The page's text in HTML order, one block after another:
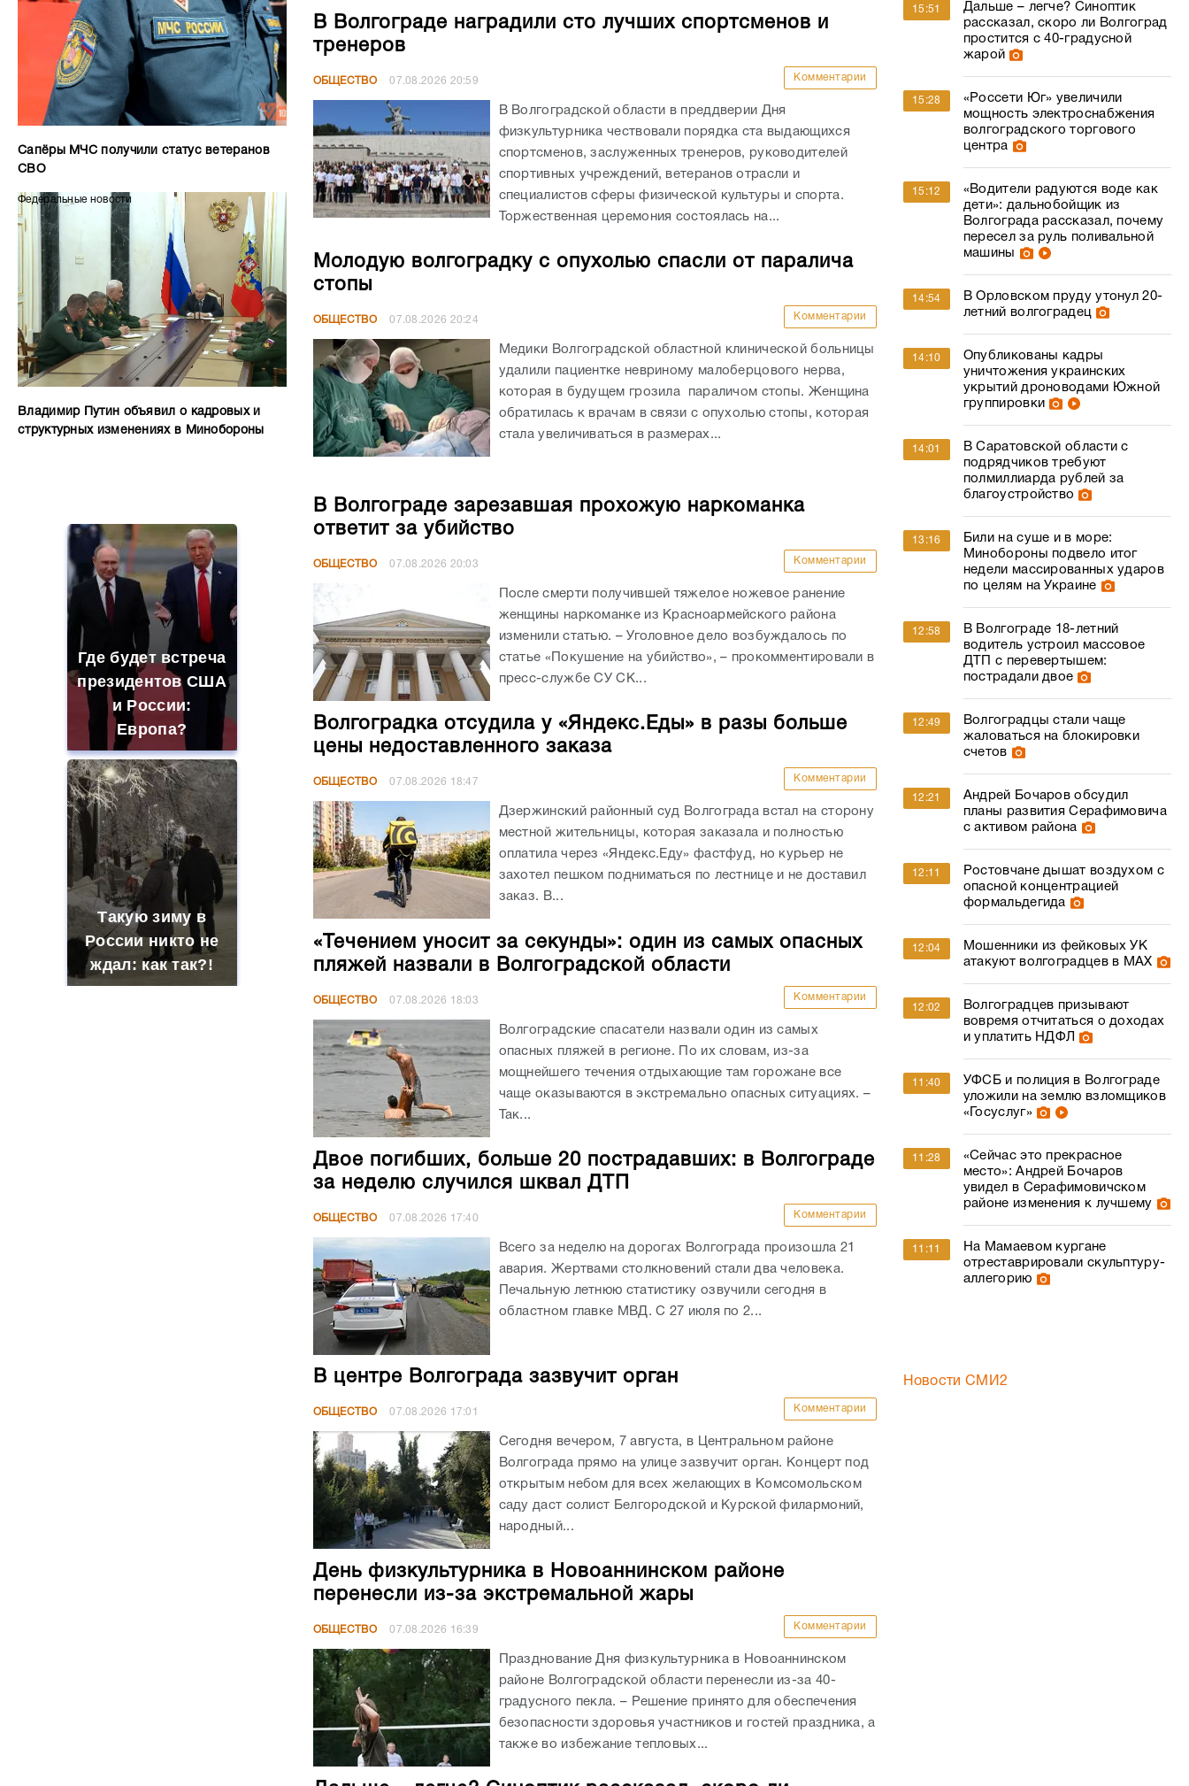
Сапёры МЧС получили статус ветеранов
СВО
Федеральные новости
Владимир Путин объявил о кадровых и
структурных изменениях в Минобороны
Где будет встреча
президентов США
и России:
Европа?
Такую зиму в
России никто не
ждал: как так?!
В Волгограде наградили сто лучших спортсменов и
тренеров
ОБЩЕСТВО 07.08.2026 20:59 Комментарии
В Волгоградской области в преддверии Дня
физкультурника чествовали порядка ста выдающихся
спортсменов, заслуженных тренеров, руководителей
спортивных учреждений, ветеранов отрасли и
специалистов сферы физической культуры и спорта.
Торжественная церемония состоялась на...
Молодую волгоградку с опухолью спасли от паралича
стопы
ОБЩЕСТВО 07.08.2026 20:24 Комментарии
Медики Волгоградской областной клинической больницы
удалили пациентке невриному малоберцового нерва,
которая в будущем грозила параличом стопы. Женщина
обратилась к врачам в связи с опухолью стопы, которая
стала увеличиваться в размерах...
В Волгограде зарезавшая прохожую наркоманка
ответит за убийство
ОБЩЕСТВО 07.08.2026 20:03 Комментарии
После смерти получившей тяжелое ножевое ранение
женщины наркоманке из Красноармейского района
изменили статью. – Уголовное дело возбуждалось по
статье «Покушение на убийство», – прокомментировали в
пресс-службе СУ СК...
Волгоградка отсудила у «Яндекс.Еды» в разы больше
цены недоставленного заказа
ОБЩЕСТВО 07.08.2026 18:47 Комментарии
Дзержинский районный суд Волгограда встал на сторону
местной жительницы, которая заказала и полностью
оплатила через «Яндекс.Еду» фастфуд, но курьер не
захотел пешком подниматься по лестнице и не доставил
заказ. В...
«Течением уносит за секунды»: один из самых опасных
пляжей назвали в Волгоградской области
ОБЩЕСТВО 07.08.2026 18:03 Комментарии
Волгоградские спасатели назвали один из самых
опасных пляжей в регионе. По их словам, из-за
мощнейшего течения отдыхающие там горожане все
чаще оказываются в экстремально опасных ситуациях. –
Так...
Двое погибших, больше 20 пострадавших: в Волгограде
за неделю случился шквал ДТП
ОБЩЕСТВО 07.08.2026 17:40 Комментарии
Всего за неделю на дорогах Волгограда произошла 21
авария. Жертвами столкновений стали два человека.
Печальную летнюю статистику озвучили сегодня в
областном главке МВД. С 27 июля по 2...
В центре Волгограда зазвучит орган
ОБЩЕСТВО 07.08.2026 17:01 Комментарии
Сегодня вечером, 7 августа, в Центральном районе
Волгограда прямо на улице зазвучит орган. Концерт под
открытым небом для всех желающих в Комсомольском
саду даст солист Белгородской и Курской филармоний,
народный...
День физкультурника в Новоаннинском районе
перенесли из-за экстремальной жары
ОБЩЕСТВО 07.08.2026 16:39 Комментарии
Празднование Дня физкультурника в Новоаннинском
районе Волгоградской области перенесли из-за 40-
градусного пекла. – Решение принято для обеспечения
безопасности здоровья участников и гостей праздника, а
также во избежание тепловых...
15:51
Дальше – легче? Синоптик
рассказал, скоро ли Волгоград
простится с 40-градусной
жарой
15:28
«Россети Юг» увеличили
мощность электроснабжения
волгоградского торгового
центра
15:12
«Водители радуются воде как
дети»: дальнобойщик из
Волгограда рассказал, почему
пересел за руль поливальной
машины
14:54
В Орловском пруду утонул 20-
летний волгоградец
14:10
Опубликованы кадры
уничтожения украинских
укрытий дроноводами Южной
группировки
14:01
В Саратовской области с
подрядчиков требуют
полмиллиарда рублей за
благоустройство
13:16
Били на суше и в море:
Минобороны подвело итог
недели массированных ударов
по целям на Украине
12:58
В Волгограде 18-летний
водитель устроил массовое
ДТП с перевертышем:
пострадали двое
12:49
Волгоградцы стали чаще
жаловаться на блокировки
счетов
12:21
Андрей Бочаров обсудил
планы развития Серафимовича
с активом района
12:11
Ростовчане дышат воздухом с
опасной концентрацией
формальдегида
12:04
Мошенники из фейковых УК
атакуют волгоградцев в МАХ
12:02
Волгоградцев призывают
вовремя отчитаться о доходах
и уплатить НДФЛ
11:40
УФСБ и полиция в Волгограде
уложили на землю взломщиков
«Госуслуг»
11:28
«Сейчас это прекрасное
место»: Андрей Бочаров
увидел в Серафимовичском
районе изменения к лучшему
11:11
На Мамаевом кургане
отреставрировали скульптуру-
аллегорию
Новости СМИ2